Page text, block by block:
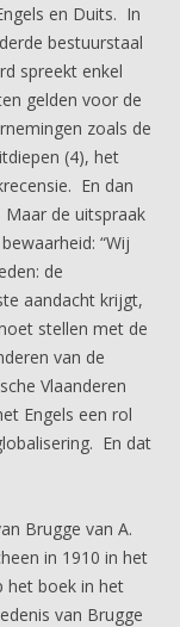
en Duits. In
bestuurstaal
spreekt enkel
gelden voor de
zoals de
(4), het
En dan
de uitspraak
“Wij
de
aandacht krijgt,
stellen met de
van de
Vlaanderen
Engels een rol
En dat
Brugge van A.
in 1910 in het
het boek in het
van Brugge